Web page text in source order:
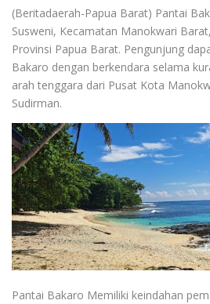
(Beritadaerah-Papua Barat) Pantai
Susweni, Kecamatan Manokwari
Provinsi Papua Barat. Pengunjung
Bakaro dengan berkendara selama
arah tenggara dari Pusat Kota
Sudirman.
Pantai Bakaro Memiliki keindahan